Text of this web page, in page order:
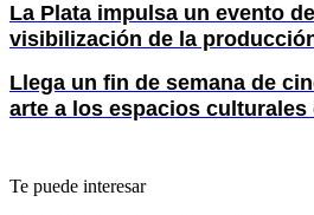
La Plata impulsa un evento
visibilización de la
Llega un fin de semana de
arte a los espacios culturales
Te puede interesar